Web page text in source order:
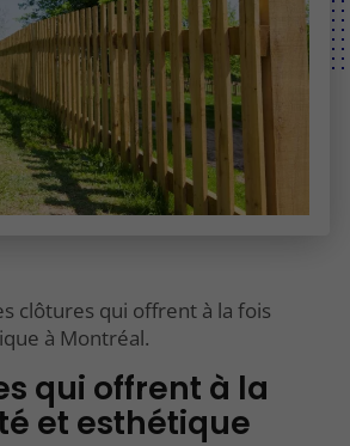
clôtures qui offrent à la fois
à Montréal.
qui offrent à la
et esthétique